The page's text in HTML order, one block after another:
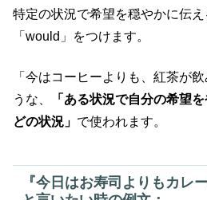
特定の状況で希望を穏やかに伝
「would」をつけます。
「今はコーヒーよりも、紅茶が
うな、
「ある状況で自分の希望
どの状況」 で使われます。
『今日はお寿司よりもカレ